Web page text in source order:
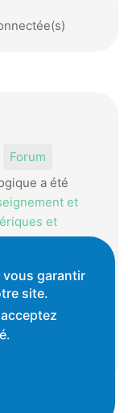
Forum
a été
et
et
des
pour
garantir
site.